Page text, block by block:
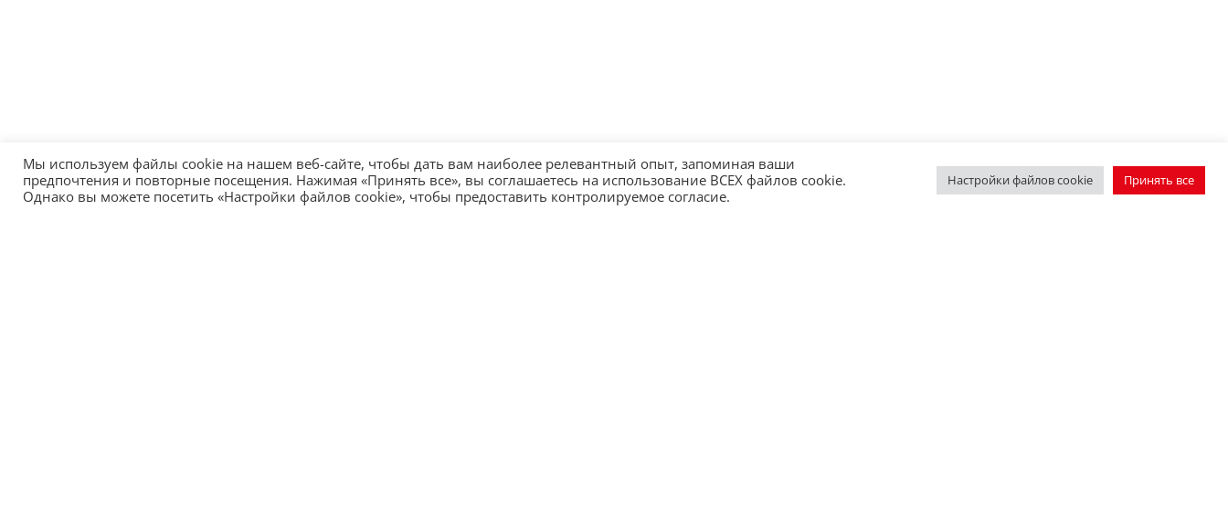
Мы используем файлы cookie на нашем веб-сайте, чтобы дать вам наиболее релевантный опыт, запоминая ваши
предпочтения и повторные посещения. Нажимая «Принять все», вы соглашаетесь на использование ВСЕХ файлов cookie.
Однако вы можете посетить «Настройки файлов cookie», чтобы предоставить контролируемое согласие.
Настройки файлов cookie Принять все